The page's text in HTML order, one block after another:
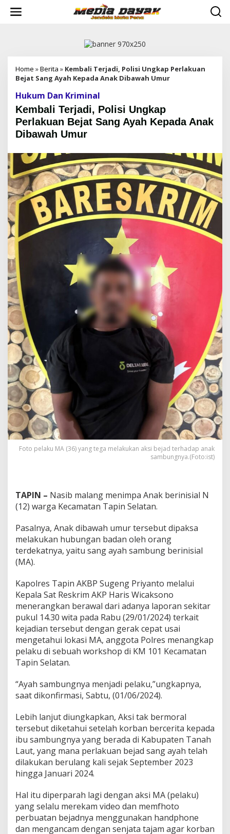
Home »Berita » Kembali Terjadi, Polisi Ungkap Perlakuan
Bejat Sang Ayah Kepada Anak Dibawah Umur
Hukum Dan Kriminal
Kembali Terjadi, Polisi Ungkap
Perlakuan Bejat Sang Ayah Kepada Anak
Dibawah Umur
Foto pelaku MA (36) yang tega melakukan aksi bejad terhadap anak
sambungnya.(Foto:ist)
TAPIN – Nasib malang menimpa Anak berinisial N
(12) warga Kecamatan Tapin Selatan.
Pasalnya, Anak dibawah umur tersebut dipaksa
melakukan hubungan badan oleh orang
terdekatnya, yaitu sang ayah sambung berinisial
(MA).
Kapolres Tapin AKBP Sugeng Priyanto melalui
Kepala Sat Reskrim AKP Haris Wicaksono
menerangkan berawal dari adanya laporan sekitar
pukul 14.30 wita pada Rabu (29/01/2024) terkait
kejadian tersebut dengan gerak cepat usai
mengetahui lokasi MA, anggota Polres menangkap
pelaku di sebuah workshop di KM 101 Kecamatan
Tapin Selatan.
“Ayah sambungnya menjadi pelaku,”ungkapnya,
saat dikonfirmasi, Sabtu, (01/06/2024).
Lebih lanjut diungkapkan, Aksi tak bermoral
tersebut diketahui setelah korban bercerita kepada
ibu sambungnya yang berada di Kabupaten Tanah
Laut, yang mana perlakuan bejad sang ayah telah
dilakukan berulang kali sejak September 2023
hingga Januari 2024.
Hal itu diperparah lagi dengan aksi MA (pelaku)
yang selalu merekam video dan memfhoto
perbuatan bejadnya menggunakan handphone
dan mengancam dengan senjata tajam agar korban